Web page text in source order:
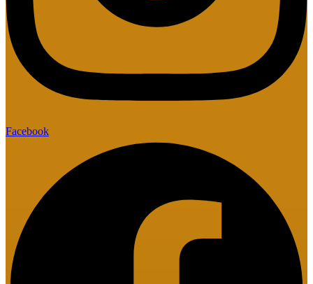
Facebook